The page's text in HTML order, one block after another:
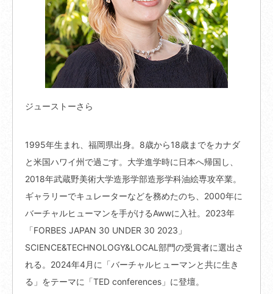
ジューストーさら
1995年生まれ、福岡県出身。8歳から18歳までをカナダ
と米国ハワイ州で過ごす。大学進学時に日本へ帰国し、
2018年武蔵野美術大学造形学部造形学科油絵専攻卒業。
ギャラリーでキュレーターなどを務めたのち、2000年に
バーチャルヒューマンを手がけるAwwに入社。2023年
「FORBES JAPAN 30 UNDER 30 2023」
SCIENCE&TECHNOLOGY&LOCAL部門の受賞者に選出さ
れる。2024年4月に「バーチャルヒューマンと共に生き
る」をテーマに「TED conferences」に登壇。